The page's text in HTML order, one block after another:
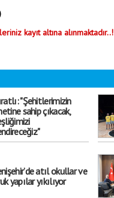
kayıt altına alınmaktadır..!
"Şehitlerimizin
sahip çıkacak,
atıl okullar ve
yapılar yıkılıyor